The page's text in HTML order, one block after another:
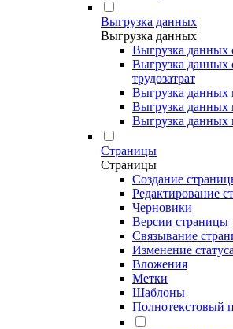
Выгрузка данных
Выгрузка данных
Выгрузка данных
Выгрузка данных
трудозатрат
Выгрузка данных
Выгрузка данных
Выгрузка данных
Страницы
Страницы
Создание
Редактирование
Черновики
Версии страницы
Связывание
Изменение
Вложения
Метки
Шаблоны
Полнотекстовый